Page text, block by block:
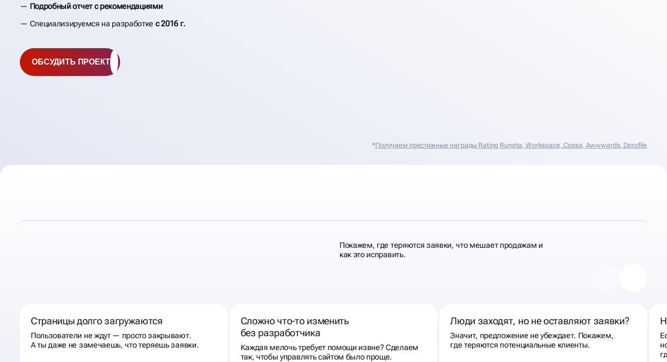
Подробный отчет с рекомендациями
Специализируемся на разработке с 2016 г.
ОБСУДИТЬ ПРОЕКТ
*Получаем престижные награды Rating Runeta, Workspace, Cossa, Аwwwards, Dprofile
Покажем, где теряются заявки, что мешает продажам и
как это исправить.
Страницы долго загружаются
Пользователи не ждут — просто закрывают.
А ты даже не замечаешь, что теряешь заявки.
Сложно что‑то изменить
без разработчика
Каждая мелочь требует помощи извне? Сделаем
так, чтобы управлять сайтом было проще.
Люди заходят, но не оставляют заявки?
Значит, предложение не убеждает. Покажем,
где теряются потенциальные клиенты.